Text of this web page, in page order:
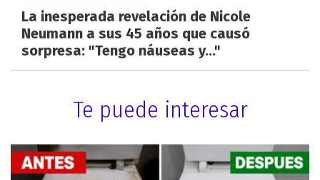
La inesperada revelación de Nicole
Neumann a sus 45 años que causó
sorpresa: "Tengo náuseas y..."
Te puede interesar